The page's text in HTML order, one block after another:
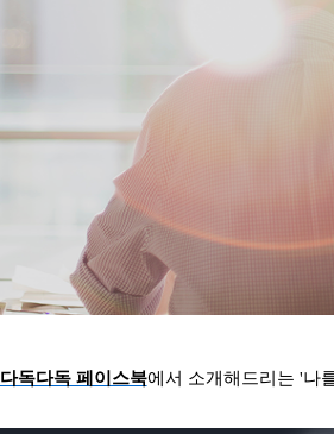
다독다독 페이스북에서 소개해드리는 '나